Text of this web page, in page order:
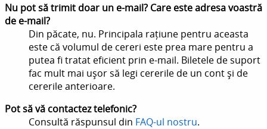
Nu pot să trimit doar un e-mail? Care este adresa voastră
de e-mail?
Din păcate, nu. Principala rațiune pentru aceasta
este că volumul de cereri este prea mare pentru a
putea fi tratat eficient prin e-mail. Biletele de suport
fac mult mai ușor să legi cererile de un cont și de
cererile anterioare.
Pot să vă contactez telefonic?
Consultă răspunsul din FAQ-ul nostru.